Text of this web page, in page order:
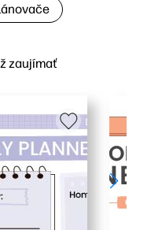
zaujímať